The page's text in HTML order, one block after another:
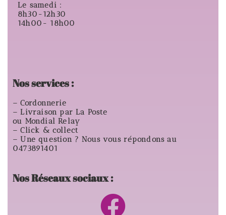
Le samedi :
8h30-12h30
14h00- 18h00
Nos services :
– Cordonnerie
– Livraison par La Poste
ou Mondial Relay
– Click & collect
– Une question ? Nous vous répondons au
0473891401
Nos Réseaux sociaux :